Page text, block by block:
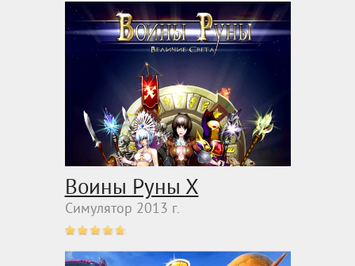
Воины Руны Х
Симулятор 2013 г.